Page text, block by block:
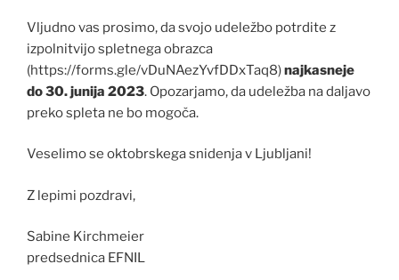
Vljudno vas prosimo, da svojo udeležbo potrdite z
izpolnitvijo spletnega obrazca
(https://forms.gle/vDuNAezYvfDDxTaq8)najkasneje
do 30. junija 2023. Opozarjamo, da udeležba na daljavo
preko spleta ne bo mogoča.
Veselimo se oktobrskega snidenja v Ljubljani!
Z lepimi pozdravi,
Sabine Kirchmeier
predsednica EFNIL